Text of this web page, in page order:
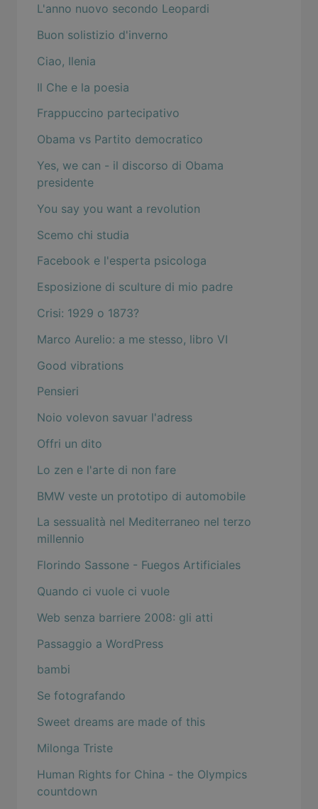
L'anno nuovo secondo Leopardi
Buon solistizio d'inverno
Ciao, Ilenia
Il Che e la poesia
Frappuccino partecipativo
Obama vs Partito democratico
Yes, we can - il discorso di Obama
presidente
You say you want a revolution
Scemo chi studia
Facebook e l'esperta psicologa
Esposizione di sculture di mio padre
Crisi: 1929 o 1873?
Marco Aurelio: a me stesso, libro VI
Good vibrations
Pensieri
Noio volevon savuar l'adress
Offri un dito
Lo zen e l'arte di non fare
BMW veste un prototipo di automobile
La sessualità nel Mediterraneo nel terzo
millennio
Florindo Sassone - Fuegos Artificiales
Quando ci vuole ci vuole
Web senza barriere 2008: gli atti
Passaggio a WordPress
bambi
Se fotografando
Sweet dreams are made of this
Milonga Triste
Human Rights for China - the Olympics
countdown